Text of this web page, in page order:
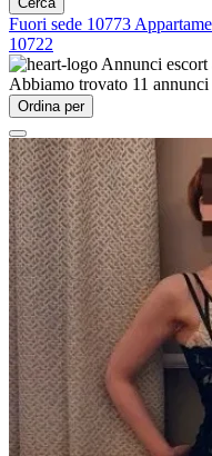
Fuori sede 10773
10722
Annunci escort
Abbiamo trovato 11 annunci
Ordina per